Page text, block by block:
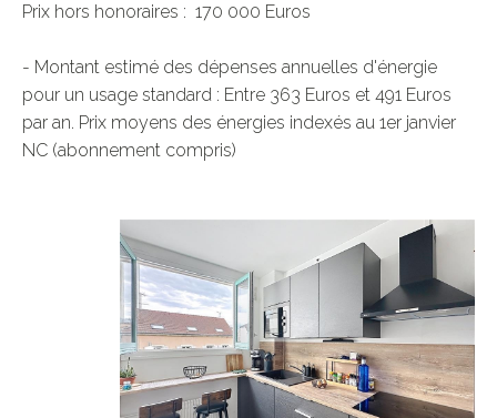
Prix hors honoraires :  170 000 Euros
- Montant estimé des dépenses annuelles d'énergie
pour un usage standard : Entre 363 Euros et 491 Euros
par an. Prix moyens des énergies indexés au 1er janvier
NC (abonnement compris)